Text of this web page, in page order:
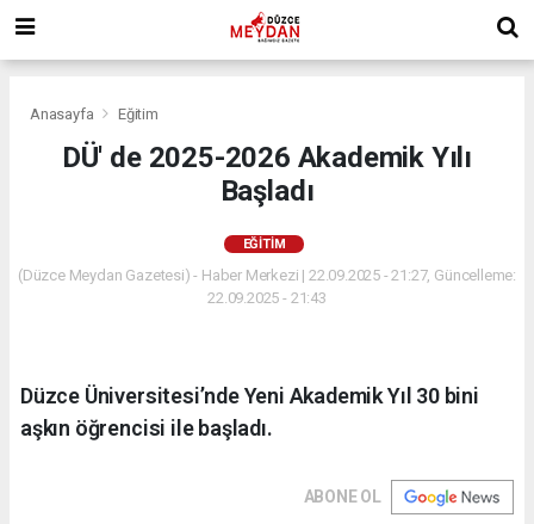
Anasayfa Eğitim
DÜ' de 2025-2026 Akademik Yılı
Başladı
EĞITIM
(Düzce Meydan Gazetesi) - Haber Merkezi | 22.09.2025 - 21:27, Güncelleme:
22.09.2025 - 21:43
Düzce Üniversitesi’nde Yeni Akademik Yıl 30 bini
aşkın öğrencisi ile başladı.
ABONE OL